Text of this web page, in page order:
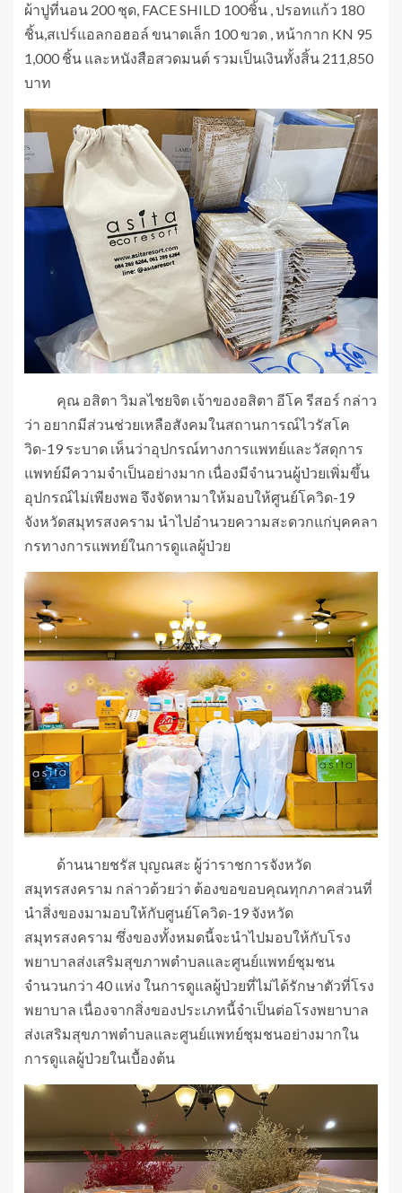
ผ้าปูที่นอน 200 ชุด, FACE SHILD 100ชิ้น , ปรอทแก้ว 180
ชิ้น,สเปร์แอลกอฮอล์ ขนาดเล็ก 100 ขวด , หน้ากาก KN 95
1,000 ชิ้น และหนังสือสวดมนต์ รวมเป็นเงินทั้งสิ้น 211,850
บาท
คุณ อสิตา วิมลไชยจิต เจ้าของอสิตา อีโค รีสอร์ กล่าว
ว่า อยากมีส่วนช่วยเหลือสังคมในสถานการณ์ไวรัสโค
วิด-19 ระบาด เห็นว่าอุปกรณ์ทางการแพทย์และวัสดุการ
แพทย์มีความจำเป็นอย่างมาก เนื่องมีจำนวนผู้ป่วยเพิ่มขึ้น
อุปกรณ์ไม่เพียงพอ จึงจัดหามาให้มอบให้ศูนย์โควิด-19
จังหวัดสมุทรสงคราม นำไปอำนวยความสะดวกแก่บุคคลา
กรทางการแพทย์ในการดูแลผู้ป่วย
ด้านนายชรัส บุญณสะ ผู้ว่าราชการจังหวัด
สมุทรสงคราม กล่าวด้วยว่า ต้องขอขอบคุณทุกภาคส่วนที่
นำสิ่งของมามอบให้กับศูนย์โควิด-19 จังหวัด
สมุทรสงคราม ซึ่งของทั้งหมดนี้จะนำไปมอบให้กับโรง
พยาบาลส่งเสริมสุขภาพตำบลและศูนย์แพทย์ชุมชน
จำนวนกว่า 40 แห่ง ในการดูแลผู้ป่วยที่ไม่ได้รักษาตัวที่โรง
พยาบาล เนื่องจากสิ่งของประเภทนี้จำเป็นต่อโรงพยาบาล
ส่งเสริมสุขภาพตำบลและศูนย์แพทย์ชุมชนอย่างมากใน
การดูแลผู้ป่วยในเบื้องต้น